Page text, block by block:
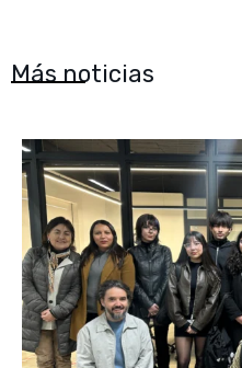
Más noticias